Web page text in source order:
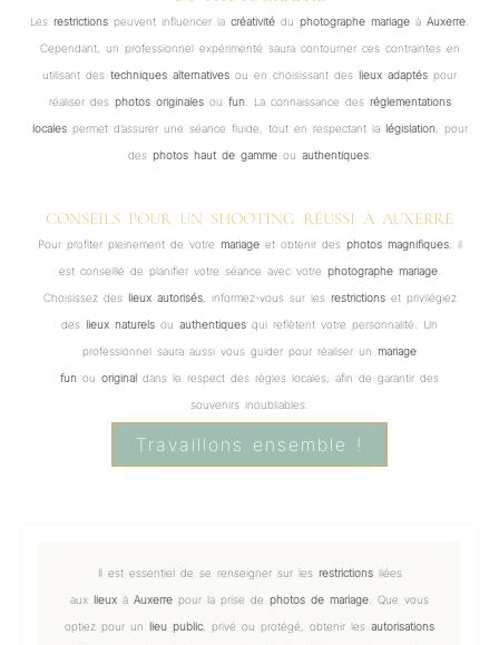
Les restrictions peuvent influencer la créativité du photographe mariage à Auxerre
Cependant, un professionnel expérimenté saura contourner ces contraintes en
utilisant des techniques alternatives ou en choisissant des lieux adaptés pour
réaliser des photos originalesou fun. La connaissance des réglementations
localespermet d’assurer une séance fluide, tout en respectant la législation, pour
des photos haut de gammeou authentiques.
CONSEILS POUR UN SHOOTING RÉUSSI À AUXERRE
Pour profiter pleinement de votre mariageet obtenir des photos magnifiques, il
est conseillé de planifier votre séance avec votre photographe mariage.
Choisissez des lieux autorisés, informez-vous sur les restrictionset privilégiez
des lieux naturels ou authentiques qui reflètent votre personnalité. Un
professionnel saura aussi vous guider pour réaliser un mariage
fun ou original dans le respect des règles locales, afin de garantir des
souvenirs inoubliables.
Travaillons ensemble !
Il est essentiel de se renseigner sur les restrictionsliées
aux lieux à Auxerre pour la prise de photos de mariage. Que vous
optiez pour un lieu public, privé ou protégé, obtenir les autorisations